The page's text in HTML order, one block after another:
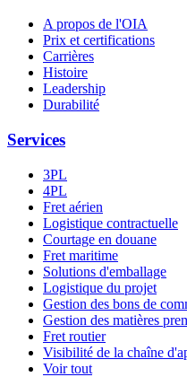
A propos de l'OIA
Prix et certifications
Carrières
Histoire
Leadership
Durabilité
Services
3PL
4PL
Fret aérien
Logistique contractuelle
Courtage en douane
Fret maritime
Solutions d'emballage
Logistique du projet
Gestion des bons de
Gestion des matières
Fret routier
Visibilité de la chaîne
Voir tout